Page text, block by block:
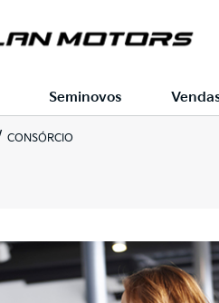
Seminovos
CONSÓRCIO